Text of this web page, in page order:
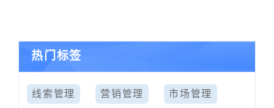
热门标签
线索管理 营销管理 市场管理